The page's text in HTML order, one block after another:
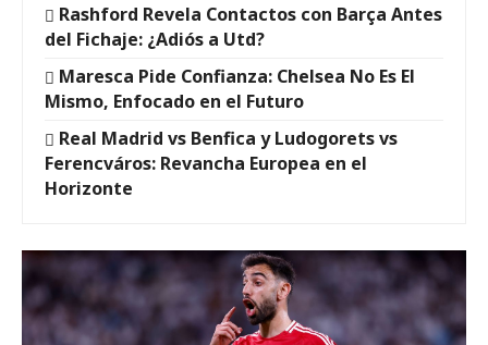
Rashford Revela Contactos con Barça Antes
del Fichaje: ¿Adiós a Utd?
Maresca Pide Confianza: Chelsea No Es El
Mismo, Enfocado en el Futuro
Real Madrid vs Benfica y Ludogorets vs
Ferencváros: Revancha Europea en el
Horizonte